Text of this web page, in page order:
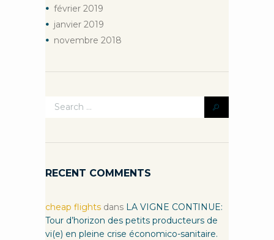
février 2019
janvier 2019
novembre 2018
RECENT COMMENTS
cheap flights dans LA VIGNE CONTINUE:
Tour d’horizon des petits producteurs de
vi(e) en pleine crise économico-sanitaire.